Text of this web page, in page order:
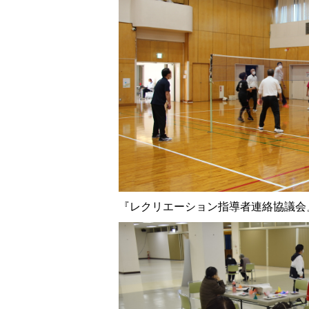
『レクリエーション指導者連絡協議会